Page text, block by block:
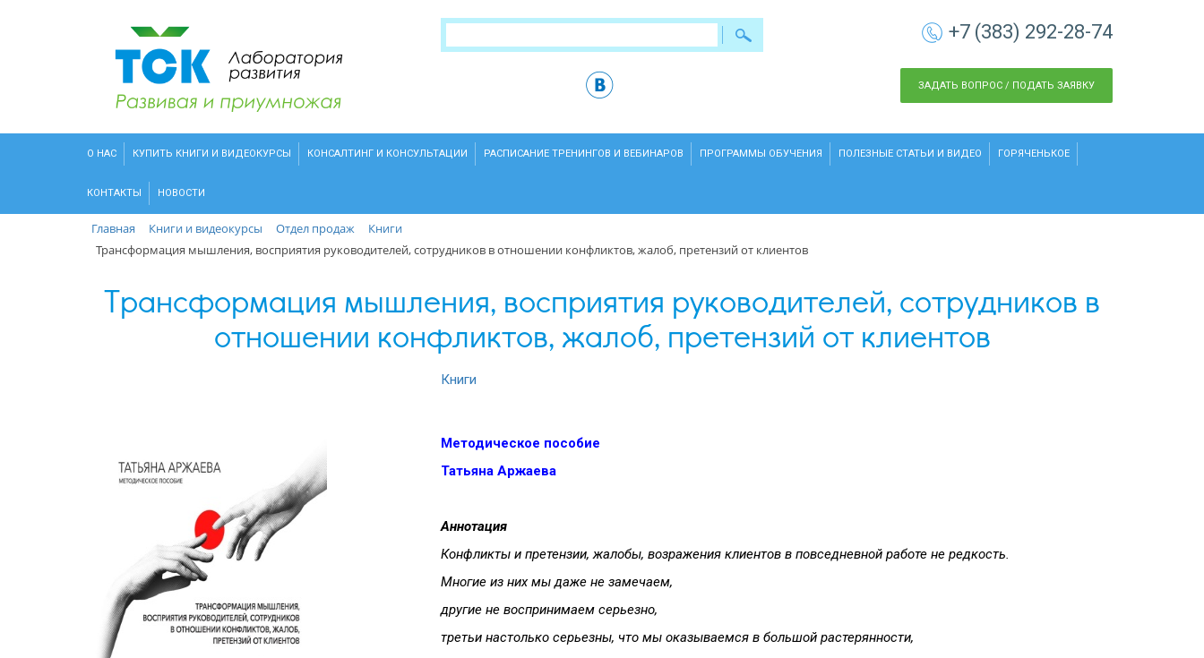
+7 (383) 292-28-74
ЗАДАТЬ ВОПРОС / ПОДАТЬ ЗАЯВКУ
О НАС КУПИТЬ КНИГИ И ВИДЕОКУРСЫ КОНСАЛТИНГ И КОНСУЛЬТАЦИИ РАСПИСАНИЕ ТРЕНИНГОВ И ВЕБИНАРОВ ПРОГРАММЫ ОБУЧЕНИЯ ПОЛЕЗНЫЕ СТАТЬИ И ВИДЕО ГОРЯЧЕНЬКОЕ
КОНТАКТЫ НОВОСТИ
Главная Книги и видеокурсы Отдел продаж
Книги
Трансформация мышления, восприятия руководителей, сотрудников в отношении конфликтов, жалоб, претензий от клиентов
Трансформация мышления, восприятия руководителей, сотрудников в
отношении конфликтов, жалоб, претензий от клиентов
Книги
Методическое пособие
Татьяна Аржаева
Аннотация
Конфликты и претензии, жалобы, возражения клиентов в повседневной работе не редкость.
Многие из них мы даже не замечаем,
другие не воспринимаем серьезно,
третьи настолько серьезны, что мы оказываемся в большой растерянности,